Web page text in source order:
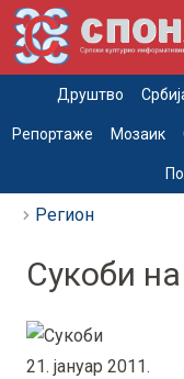
Друштво
Репортаже Мозаик
Регион
Сукоби
21. јануар 2011.